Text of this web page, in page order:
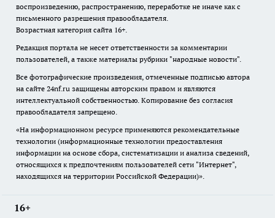
воспроизведению, распространению, переработке не иначе как с
письменного разрешения правообладателя.
Возрастная категория сайта 16+.
Редакция портала не несет ответственности за комментарии
пользователей, а также материалы рубрики "народные новости".
Все фотографические произведения, отмеченные подписью автора
на сайте 24nf.ru защищены авторским правом и являются
интеллектуальной собственностью. Копирование без согласия
правообладателя запрещено.
«На информационном ресурсе применяются рекомендательные
технологии (информационные технологии предоставления
информации на основе сбора, систематизации и анализа сведений,
относящихся к предпочтениям пользователей сети "Интернет",
находящихся на территории Российской Федерации)».
16+